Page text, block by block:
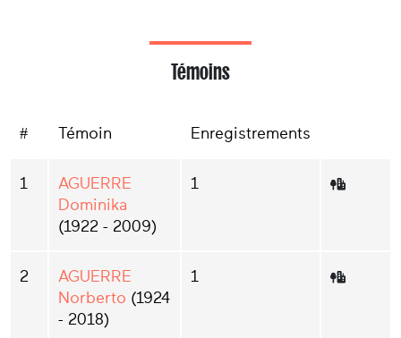
Témoins
# Témoin Enregistrements
1
AGUERRE
Dominika
(1922 - 2009)
1
2
AGUERRE
Norberto (1924
- 2018)
1